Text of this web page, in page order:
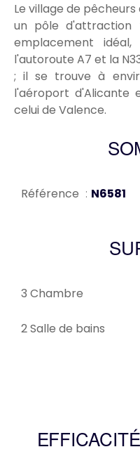
Le village de
un pôle d'attraction
emplacement
l'autoroute A7 et la
; il se trouve à
l'aéroport d'Alicante
celui de Valence.
Référence N6581
3 Chambre
2 Salle de bains